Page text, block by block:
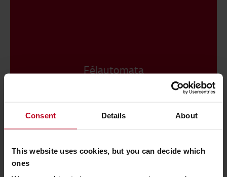
Consent Details About
This website uses cookies, but you can decide which
ones
Félautomata
automatizálást?